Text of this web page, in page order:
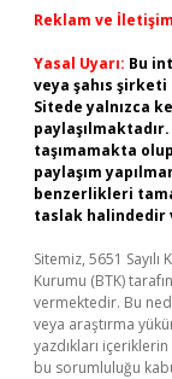
Reklam ve
Yasal Uyarı: Bu
veya şahıs
Sitede yalnızca
taşımamakta
paylaşım
benzerlikleri
taslak halindedir
Sitemiz, 5651
Kurumu (BTK)
vermektedir. Bu
veya araştırma
yazdıkları
bu sorumluluğu